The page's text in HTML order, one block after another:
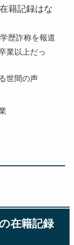
籍記録はな
歴詐称を報道
業以上だっ
世間の声
在籍記録